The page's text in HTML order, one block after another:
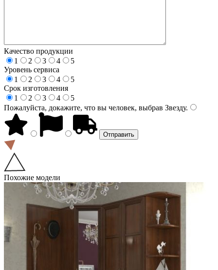
Качество продукции
1
2 3 4
5
Уровень сервиса
1
2 3 4
5
Срок изготовления
1
2 3 4
5
Пожалуйста, докажите, что вы человек, выбрав Звезду.
Похожие модели